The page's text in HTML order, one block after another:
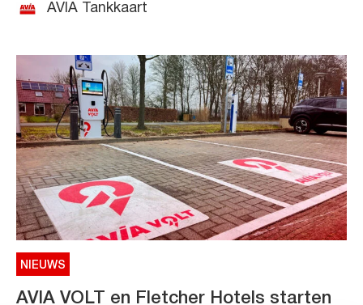
AVIA Tankkaart
NIEUWS
AVIA VOLT en Fletcher Hotels starten